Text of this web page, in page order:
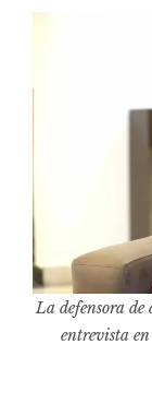
La defensora de
entrevista